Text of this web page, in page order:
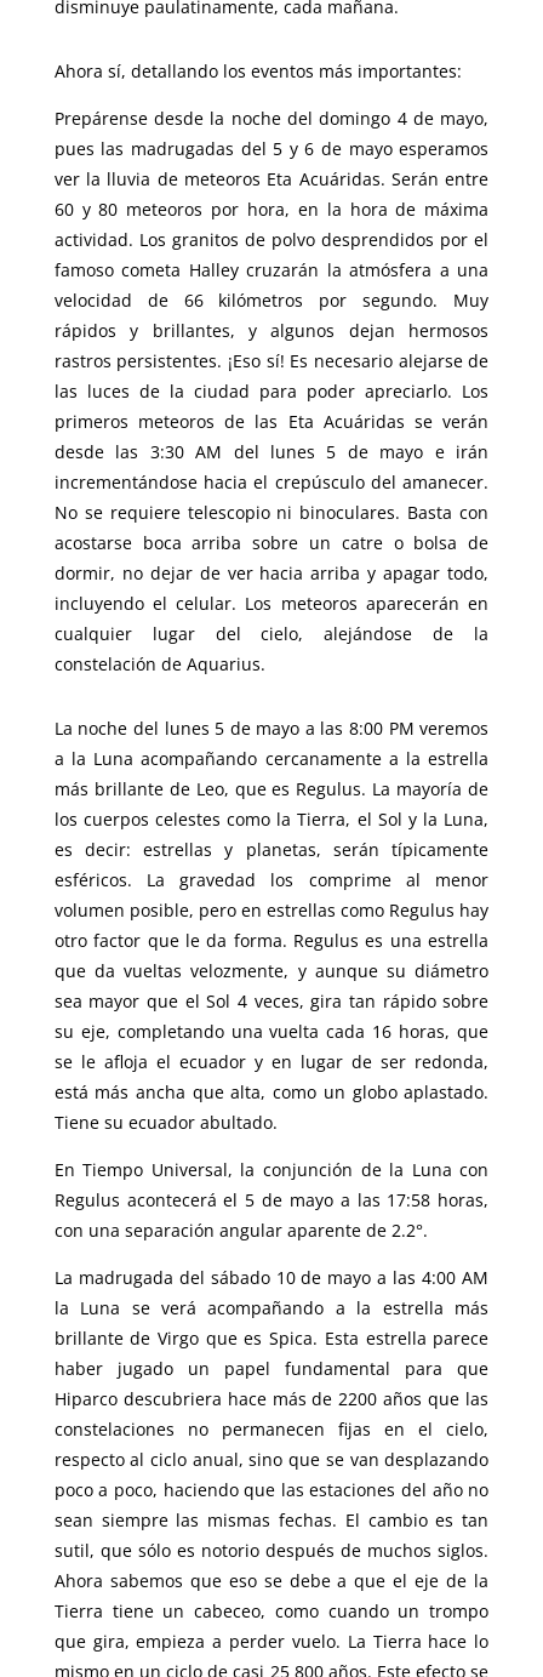
disminuye paulatinamente, cada mañana.
Ahora sí, detallando los eventos más importantes:
Prepárense desde la noche del domingo 4 de mayo,
pues las madrugadas del 5 y 6 de mayo esperamos
ver la lluvia de meteoros Eta Acuáridas. Serán entre
60 y 80 meteoros por hora, en la hora de máxima
actividad. Los granitos de polvo desprendidos por el
famoso cometa Halley cruzarán la atmósfera a una
velocidad de 66 kilómetros por segundo. Muy
rápidos y brillantes, y algunos dejan hermosos
rastros persistentes. ¡Eso sí! Es necesario alejarse de
las luces de la ciudad para poder apreciarlo. Los
primeros meteoros de las Eta Acuáridas se verán
desde las 3:30 AM del lunes 5 de mayo e irán
incrementándose hacia el crepúsculo del amanecer.
No se requiere telescopio ni binoculares. Basta con
acostarse boca arriba sobre un catre o bolsa de
dormir, no dejar de ver hacia arriba y apagar todo,
incluyendo el celular. Los meteoros aparecerán en
cualquier lugar del cielo, alejándose de la
constelación de Aquarius.
La noche del lunes 5 de mayo a las 8:00 PM veremos
a la Luna acompañando cercanamente a la estrella
más brillante de Leo, que es Regulus. La mayoría de
los cuerpos celestes como la Tierra, el Sol y la Luna,
es decir: estrellas y planetas, serán típicamente
esféricos. La gravedad los comprime al menor
volumen posible, pero en estrellas como Regulus hay
otro factor que le da forma. Regulus es una estrella
que da vueltas velozmente, y aunque su diámetro
sea mayor que el Sol 4 veces, gira tan rápido sobre
su eje, completando una vuelta cada 16 horas, que
se le afloja el ecuador y en lugar de ser redonda,
está más ancha que alta, como un globo aplastado.
Tiene su ecuador abultado.
En Tiempo Universal, la conjunción de la Luna con
Regulus acontecerá el 5 de mayo a las 17:58 horas,
con una separación angular aparente de 2.2°.
La madrugada del sábado 10 de mayo a las 4:00 AM
la Luna se verá acompañando a la estrella más
brillante de Virgo que es Spica. Esta estrella parece
haber jugado un papel fundamental para que
Hiparco descubriera hace más de 2200 años que las
constelaciones no permanecen fijas en el cielo,
respecto al ciclo anual, sino que se van desplazando
poco a poco, haciendo que las estaciones del año no
sean siempre las mismas fechas. El cambio es tan
sutil, que sólo es notorio después de muchos siglos.
Ahora sabemos que eso se debe a que el eje de la
Tierra tiene un cabeceo, como cuando un trompo
que gira, empieza a perder vuelo. La Tierra hace lo
mismo en un ciclo de casi 25 800 años. Este efecto se